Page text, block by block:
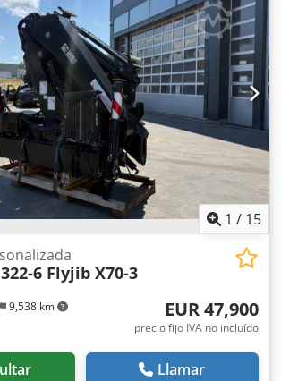
de carga:
1,507 mm
, altura del
400 mm, Color, peso en vacío: 1106 kg,
1855 kg, dimensiones del
carga (largo x ancho x alto): 2253 mm x
volumen del compartimento de carga:
tela, barras de protección lateral.
Sjr
1 / 15
9,538 km
6 Flyjib X70-3
EUR 47,900
precio fijo IVA no incluído
Llamar